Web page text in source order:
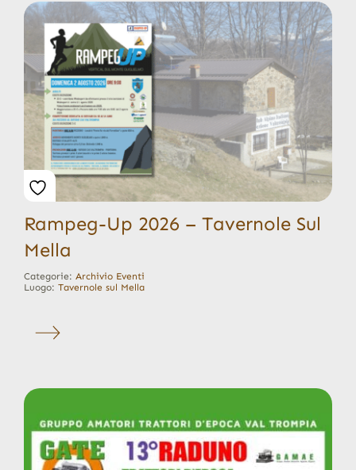
Rampeg-Up 2026 – Tavernole Sul
Mella
Categorie: Archivio Eventi
Luogo: Tavernole sul Mella